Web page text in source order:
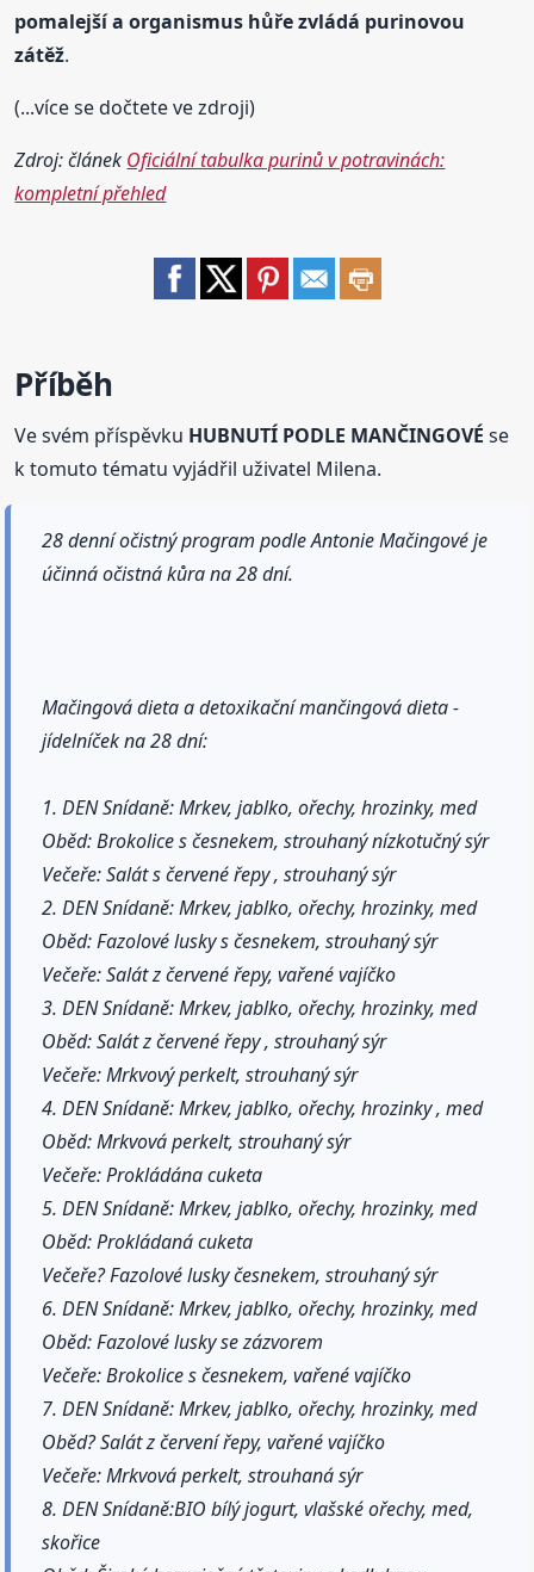
pomalejší a organismus hůře zvládá purinovou
zátěž.
(...více se dočtete ve zdroji)
Zdroj: článek Oficiální tabulka purinů v potravinách:
kompletní přehled
Příběh
Ve svém příspěvku HUBNUTÍ PODLE MANČINGOVÉ se
k tomuto tématu vyjádřil uživatel Milena.
28 denní očistný program podle Antonie Mačingové je
účinná očistná kůra na 28 dní.
Mačingová dieta a detoxikační mančingová dieta -
jídelníček na 28 dní:
1. DEN Snídaně: Mrkev, jablko, ořechy, hrozinky, med
Oběd: Brokolice s česnekem, strouhaný nízkotučný sýr
Večeře: Salát s červené řepy , strouhaný sýr
2. DEN Snídaně: Mrkev, jablko, ořechy, hrozinky, med
Oběd: Fazolové lusky s česnekem, strouhaný sýr
Večeře: Salát z červené řepy, vařené vajíčko
3. DEN Snídaně: Mrkev, jablko, ořechy, hrozinky, med
Oběd: Salát z červené řepy , strouhaný sýr
Večeře: Mrkvový perkelt, strouhaný sýr
4. DEN Snídaně: Mrkev, jablko, ořechy, hrozinky , med
Oběd: Mrkvová perkelt, strouhaný sýr
Večeře: Prokládána cuketa
5. DEN Snídaně: Mrkev, jablko, ořechy, hrozinky, med
Oběd: Prokládaná cuketa
Večeře? Fazolové lusky česnekem, strouhaný sýr
6. DEN Snídaně: Mrkev, jablko, ořechy, hrozinky, med
Oběd: Fazolové lusky se zázvorem
Večeře: Brokolice s česnekem, vařené vajíčko
7. DEN Snídaně: Mrkev, jablko, ořechy, hrozinky, med
Oběd? Salát z červení řepy, vařené vajíčko
Večeře: Mrkvová perkelt, strouhaná sýr
8. DEN Snídaně:BIO bílý jogurt, vlašské ořechy, med,
skořice